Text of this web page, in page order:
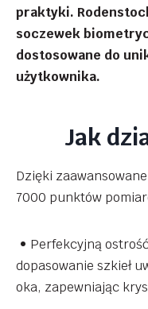
praktyki.
soczewek
dostosowane do
użytkownika.
Jak
Dzięki
7000 punktów
• Perfekcyjną
dopasowanie szkieł
oka, zapewniając